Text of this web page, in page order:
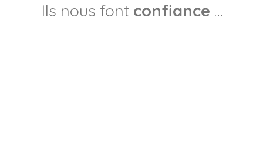
Ils nous font confiance …